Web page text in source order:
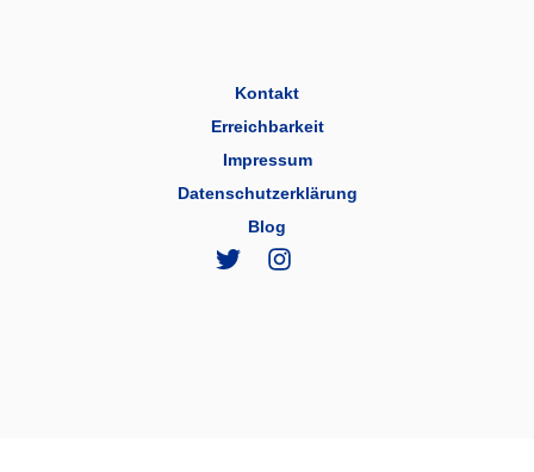
Kontakt
Erreichbarkeit
Impressum
Datenschutzerklärung
Blog